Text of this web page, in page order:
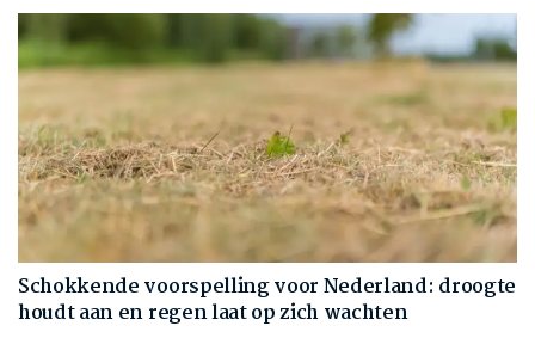
Schokkende voorspelling voor Nederland: droogte
houdt aan en regen laat op zich wachten